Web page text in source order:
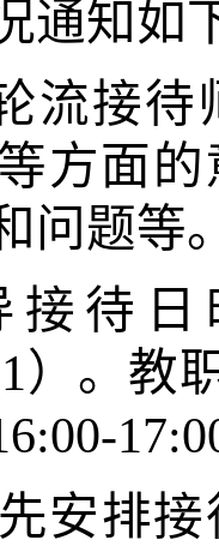
通知如
流接
方面
问题等
接待日
）。教
安排